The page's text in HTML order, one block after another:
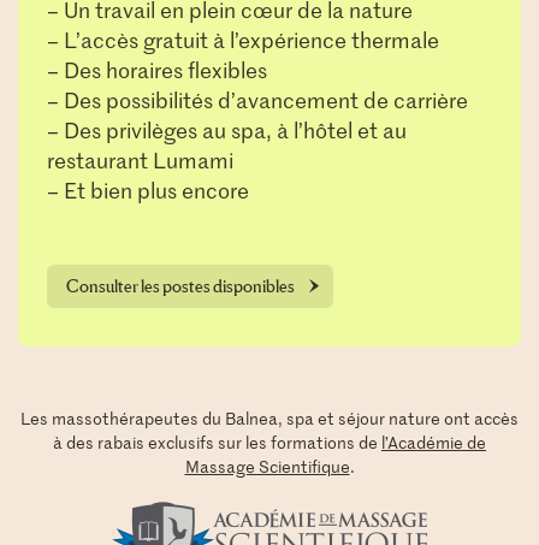
– Un travail en plein cœur de la nature
– L’accès gratuit à l’expérience thermale
– Des horaires flexibles
– Des possibilités d’avancement de carrière
– Des privilèges au spa, à l’hôtel et au
restaurant Lumami
– Et bien plus encore
Consulter les postes disponibles
Les massothérapeutes du Balnea, spa et séjour nature ont accès
à des rabais exclusifs sur les formations de l’Académie de
Massage Scientifique.